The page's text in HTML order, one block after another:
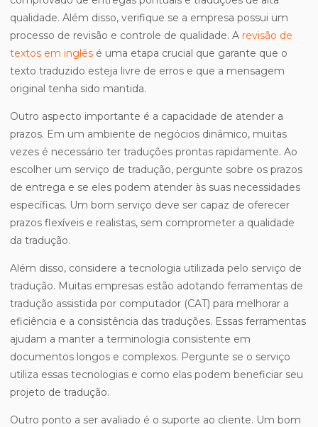
qualidade. Além disso, verifique se a empresa possui um
processo de revisão e controle de qualidade. A revisão de
textos em inglês é uma etapa crucial que garante que o
texto traduzido esteja livre de erros e que a mensagem
original tenha sido mantida.
Outro aspecto importante é a capacidade de atender a
prazos. Em um ambiente de negócios dinâmico, muitas
vezes é necessário ter traduções prontas rapidamente. Ao
escolher um serviço de tradução, pergunte sobre os prazos
de entrega e se eles podem atender às suas necessidades
específicas. Um bom serviço deve ser capaz de oferecer
prazos flexíveis e realistas, sem comprometer a qualidade
da tradução.
Além disso, considere a tecnologia utilizada pelo serviço de
tradução. Muitas empresas estão adotando ferramentas de
tradução assistida por computador (CAT) para melhorar a
eficiência e a consistência das traduções. Essas ferramentas
ajudam a manter a terminologia consistente em
documentos longos e complexos. Pergunte se o serviço
utiliza essas tecnologias e como elas podem beneficiar seu
projeto de tradução.
Outro ponto a ser avaliado é o suporte ao cliente. Um bom